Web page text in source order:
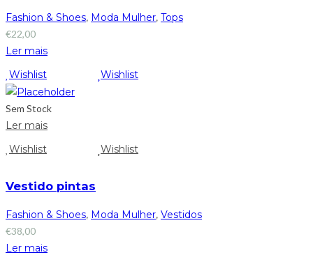
Fashion & Shoes, Moda Mulher, Tops
€22,00
Ler mais
Wishlist
Wishlist
Sem Stock
Ler mais
Wishlist
Wishlist
Vestido pintas
Fashion & Shoes, Moda Mulher, Vestidos
€38,00
Ler mais